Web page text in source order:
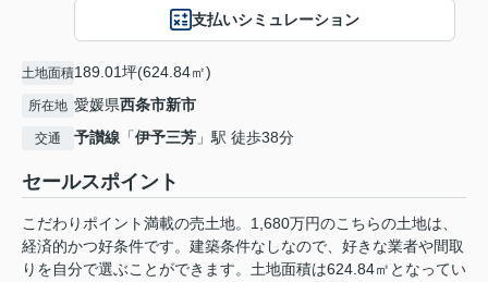
支払いシミュレーション
土地面積189.01坪(624.84㎡)
所在地 愛媛県西条市新市
交通 予讃線 「伊予三芳 」駅 徒歩38分
セールスポイント
こだわりポイント満載の売土地。1,680万円のこちらの土地は、
経済的かつ好条件です。建築条件なしなので、好きな業者や間取
りを自分で選ぶことができます。土地面積は624.84㎡となってい